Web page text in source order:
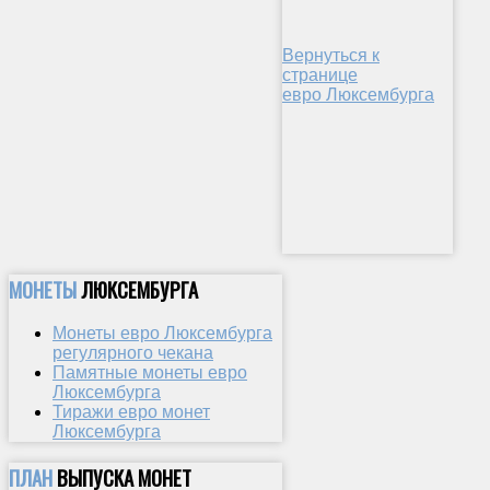
Вернуться к
странице
евро Люксембурга
МОНЕТЫЛЮКСЕМБУРГА
Монеты евро Люксембурга
регулярного чекана
Памятные монеты евро
Люксембурга
Тиражи евро монет
Люксембурга
ПЛАНВЫПУСКА МОНЕТ